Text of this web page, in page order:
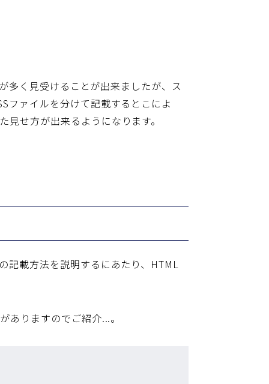
く見受けることが出来ましたが、ス
ファイルを分けて記載するとこによ
せ方が出来るようになります。
記載方法を説明するにあたり、HTML
ありますのでご紹介...。